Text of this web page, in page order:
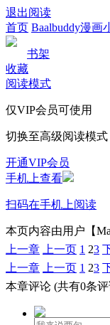
退出阅读
首页 Baalbuddy漫画
书架
收藏
阅读模式
仅VIP会员可使用
切换至高级阅读模式
开通VIP会员
手机上查看
扫码在手机上阅读
本页内容由用户【
上一章
上一页 1 23
上一章
上一页 1 23
本章评论 (共有0条